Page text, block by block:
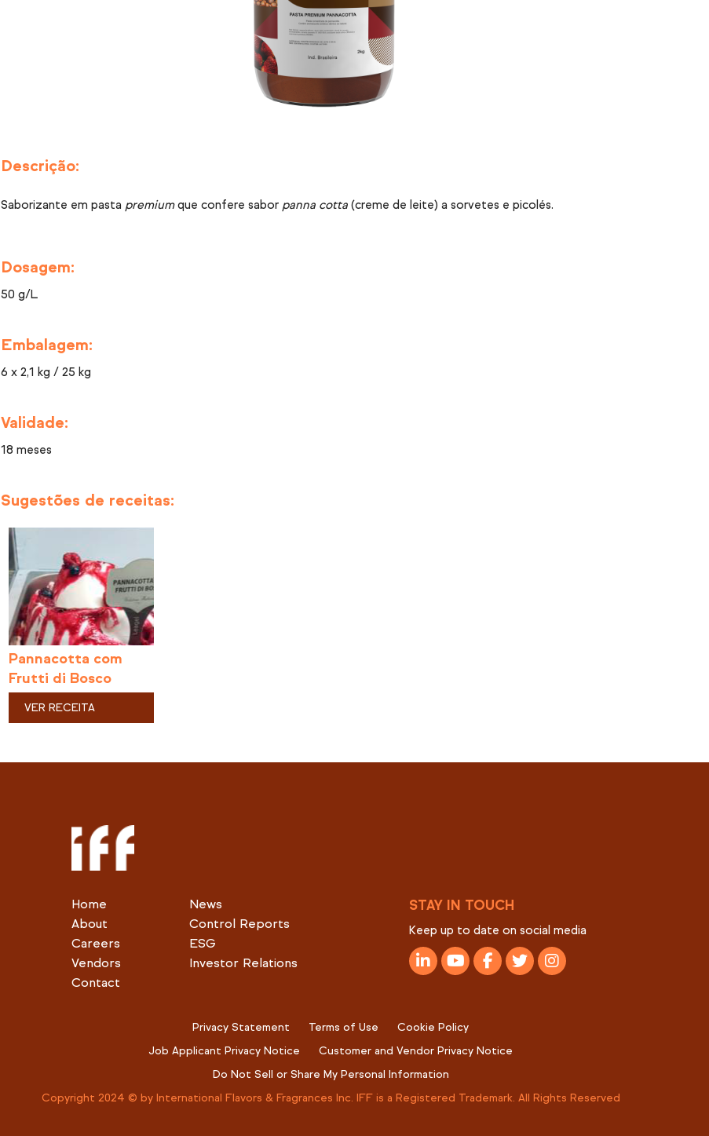
Descrição:
Saborizante em pasta premiumque confere sabor panna cotta (creme de leite) a sorvetes e picolés.
Dosagem:
50 g/L
Embalagem:
6 x 2,1 kg / 25 kg
Validade:
18 meses
Sugestões de receitas:
Pannacotta com
Frutti di Bosco
VER RECEITA
Home
About
Careers
Vendors
Contact
News
Control Reports
ESG
Investor Relations
STAY IN TOUCH
Keep up to date on social media
Privacy Statement Terms of Use
Cookie Policy
Job Applicant Privacy Notice
Customer and Vendor Privacy Notice
Do Not Sell or Share My Personal Information
Copyright 2024 © by International Flavors & Fragrances Inc. IFF is a Registered Trademark. All Rights Reserved